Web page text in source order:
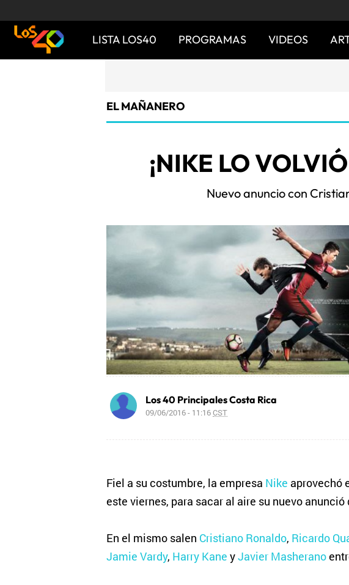
LISTA LOS40 PROGRAMAS VIDEOS
EL MAÑANERO
¡NIKE LO
Nuevo anuncio con
Los 40 Principales Costa Rica
09/06/2016 - 11:16CST
Fiel a su costumbre, la empresa Nike aprovechó
este viernes, para sacar al aire su nuevo
En el mismo salen Cristiano Ronaldo, Ricardo
Jamie Vardy, Harry Kane yJavier Masherano